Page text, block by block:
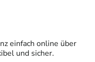
einfach online über
und sicher.